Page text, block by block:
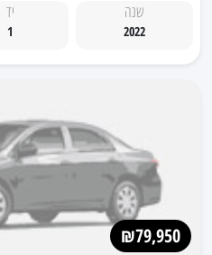
שנה
2022
יד
1
₪79,950